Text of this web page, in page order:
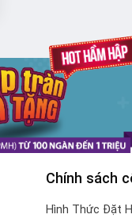
Chính sách
Hình Thức Đặt